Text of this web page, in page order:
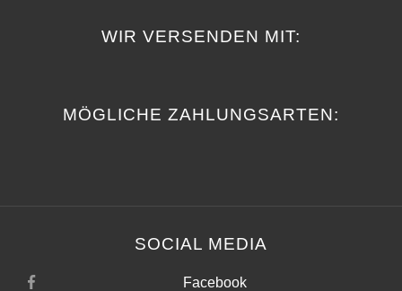
WIR VERSENDEN MIT:
MÖGLICHE ZAHLUNGSARTEN:
SOCIAL MEDIA
Facebook